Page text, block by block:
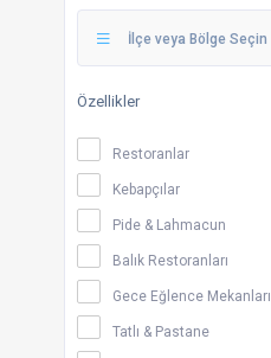
İlçe veya Bölge Seçin
Özellikler
Restoranlar
Kebapçılar
Pide & Lahmacun
Balık Restoranları
Gece Eğlence Mekanları
Tatlı & Pastane